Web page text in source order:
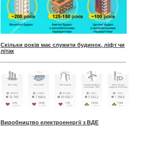
Скільки років має служити будинок, ліфт чи
літак
Виробництво електроенергії з ВДЕ